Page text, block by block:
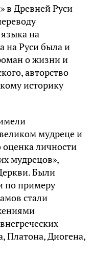
в Древней Руси
языка на
на Руси была и
о жизни и
авторство
историку
мудреце и
оценка личности
мудрецов»,
Были
по примеру
стали
Платона, Диогена,